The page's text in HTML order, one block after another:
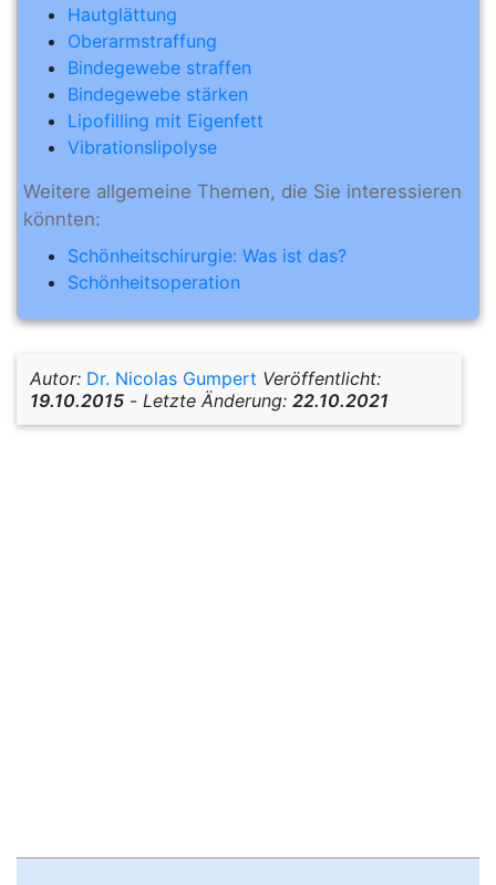
Hautglättung
Oberarmstraffung
Bindegewebe straffen
Bindegewebe stärken
Lipofilling mit Eigenfett
Vibrationslipolyse
Weitere allgemeine Themen, die Sie interessieren
könnten:
Schönheitschirurgie: Was ist das?
Schönheitsoperation
Autor: Dr. Nicolas Gumpert Veröffentlicht:
19.10.2015 - Letzte Änderung: 22.10.2021